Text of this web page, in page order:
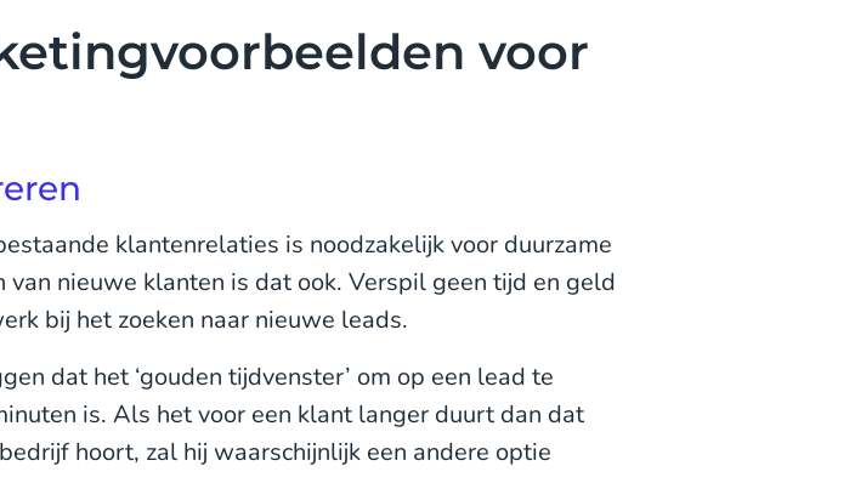
voor
klantenrelaties is noodzakelijk voor duurzame
van nieuwe klanten is dat ook. Verspil geen tijd en geld
bij het zoeken naar nieuwe leads.
dat het ‘gouden tijdvenster’ om op een lead te
is. Als het voor een klant langer duurt dan dat
hoort, zal hij waarschijnlijk een andere optie